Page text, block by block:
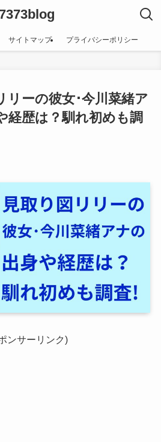
7373blog
サイトマップ プライバシーポリシー
リーの彼女･今川菜緒ア
経歴は？馴れ初めも調
ンサーリンク)